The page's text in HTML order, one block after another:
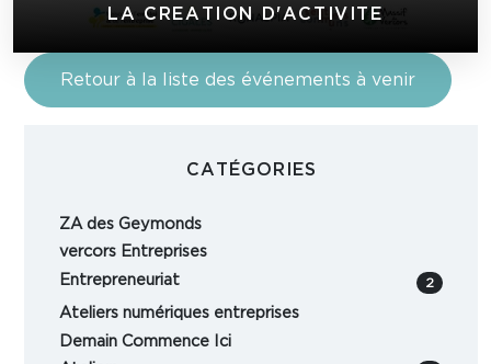
LA CREATION D'ACTIVITE
Retour à la liste des événements à venir
CATÉGORIES
ZA des Geymonds
vercors Entreprises
Entrepreneuriat
2
Ateliers numériques entreprises
Demain Commence Ici